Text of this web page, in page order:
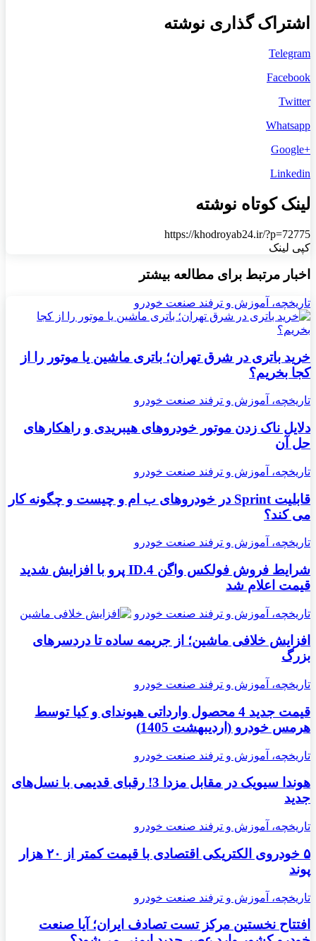
اشتراک گذاری نوشته
Telegram
Facebook
Twitter
Whatsapp
+Google
Linkedin
لینک کوتاه نوشته
https://khodroyab24.ir/?p=72775
کپی لینک
اخبار مرتبط برای مطالعه بیشتر
تاریخچه، آموزش و ترفند صنعت خودرو
خرید باتری در شرق تهران؛ باتری ماشین یا موتور را از
کجا بخریم؟
تاریخچه، آموزش و ترفند صنعت خودرو
دلایل ناک زدن موتور خودروهای هیبریدی و راهکارهای
حل آن
تاریخچه، آموزش و ترفند صنعت خودرو
قابلیت Sprint در خودروهای ب ام و چیست و چگونه کار
می کند؟
تاریخچه، آموزش و ترفند صنعت خودرو
شرایط فروش فولکس واگن ID.4 پرو با افزایش شدید
قیمت اعلام شد
تاریخچه، آموزش و ترفند صنعت خودرو
افزایش خلافی ماشین؛ از جریمه ساده تا دردسرهای
بزرگ
تاریخچه، آموزش و ترفند صنعت خودرو
قیمت جدید 4 محصول وارداتی هیوندای و کیا توسط
هرمس خودرو (اردیبهشت 1405)
تاریخچه، آموزش و ترفند صنعت خودرو
هوندا سیویک در مقابل مزدا 3! رقبای قدیمی با نسل‌های
جدید
تاریخچه، آموزش و ترفند صنعت خودرو
۵ خودروی الکتریکی اقتصادی با قیمت کمتر از ۲۰ هزار
پوند
تاریخچه، آموزش و ترفند صنعت خودرو
افتتاح نخستین مرکز تست تصادف ایران؛ آیا صنعت